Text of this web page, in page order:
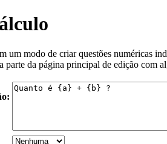
um modo de criar questões numéricas
parte da página principal de edição com